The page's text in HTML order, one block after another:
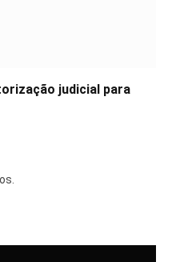
judicial para